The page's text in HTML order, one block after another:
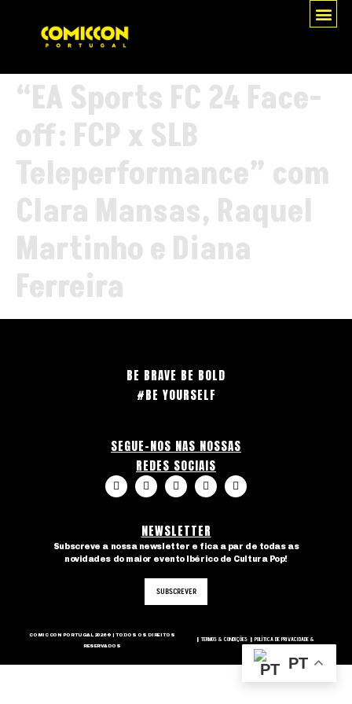
“EA Sports FC 24 Face-
off: FCP x SLB
Teleperformance” com
Clara Mansas, Raquel
Martinho e Diana
Ferreira
BE BRAVE BE BOLD
#BE YOURSELF
SEGUE-NOS NAS NOSSAS
REDES SOCIAIS
NEWSLETTER
Subscreve a nossa newsletter e fica a par de todas as
novidades do maior evento Ibérico de Cultura Pop!
SUBSCREVER
COMIC CON PORTUGAL 2026 © | TODOS OS DIREITOS
RESERVADOS
|TERMOS & CONDIÇÕES| POLÍTICA DE PRIVACIDADE &
COOKIES|
PT